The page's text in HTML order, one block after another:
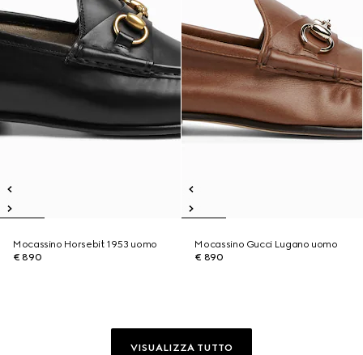
Mocassino Horsebit 1953 uomo
€ 890
Mocassino Gucci Lugano uomo
€ 890
VISUALIZZA TUTTO